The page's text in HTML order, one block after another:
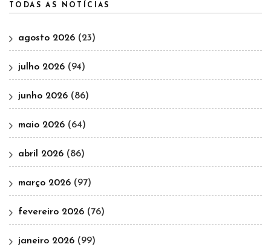
TODAS AS NOTÍCIAS
agosto 2026 (23)
julho 2026 (94)
junho 2026 (86)
maio 2026 (64)
abril 2026 (86)
março 2026 (97)
fevereiro 2026 (76)
janeiro 2026 (99)